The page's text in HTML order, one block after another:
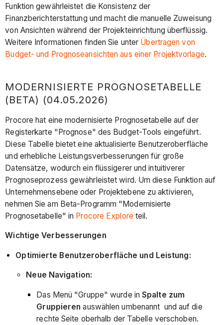
Funktion gewährleistet die Konsistenz der
Finanzberichterstattung und macht die manuelle Zuweisung
von Ansichten während der Projekteinrichtung überflüssig.
Weitere Informationen finden Sie unter Übertragen von
Budget- und Prognoseansichten aus einer Projektvorlage.
MODERNISIERTE PROGNOSETABELLE
(BETA) (04.05.2026)
Procore hat eine modernisierte Prognosetabelle auf der
Registerkarte "Prognose" des Budget-Tools eingeführt.
Diese Tabelle bietet eine aktualisierte Benutzeroberfläche
und erhebliche Leistungsverbesserungen für große
Datensätze, wodurch ein flüssigerer und intuitiverer
Prognoseprozess gewährleistet wird. Um diese Funktion auf
Unternehmensebene oder Projektebene zu aktivieren,
nehmen Sie am Beta-Programm "Modernisierte
Prognosetabelle" in Procore Explore teil.
Wichtige Verbesserungen
Optimierte Benutzeroberfläche und Leistung:
Neue Navigation:
Das Menü "Gruppe" wurde inSpalte zum
Gruppieren auswählen umbenannt und auf die
rechte Seite oberhalb der Tabelle verschoben.